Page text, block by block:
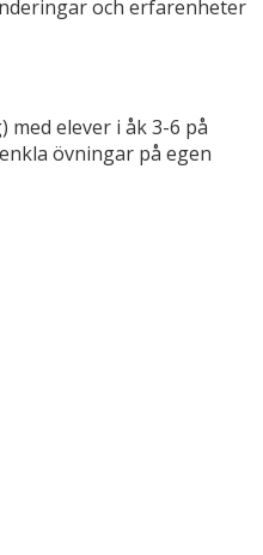
och erfarenheter
elever i åk 3-6 på
övningar på egen